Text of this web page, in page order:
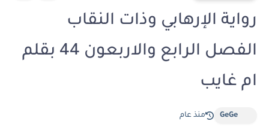
رواية الإرهابي وذات النقاب
الفصل الرابع والاربعون 44 بقلم
ام غايب
GeGe منذ عام